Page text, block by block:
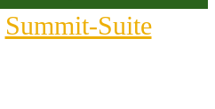
Summit-Suite